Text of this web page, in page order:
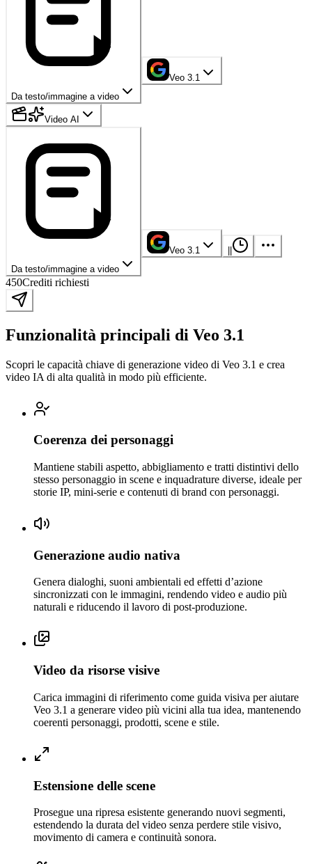
Da testo/immagine a video
Veo 3.1
Video AI
Da testo/immagine a video
Veo 3.1 ||
450Crediti richiesti
Funzionalità principali di Veo 3.1
Scopri le capacità chiave di generazione video di Veo 3.1 e crea
video IA di alta qualità in modo più efficiente.
Coerenza dei personaggi
Mantiene stabili aspetto, abbigliamento e tratti distintivi dello
stesso personaggio in scene e inquadrature diverse, ideale per
storie IP, mini-serie e contenuti di brand con personaggi.
Generazione audio nativa
Genera dialoghi, suoni ambientali ed effetti d’azione
sincronizzati con le immagini, rendendo video e audio più
naturali e riducendo il lavoro di post-produzione.
Video da risorse visive
Carica immagini di riferimento come guida visiva per aiutare
Veo 3.1 a generare video più vicini alla tua idea, mantenendo
coerenti personaggi, prodotti, scene e stile.
Estensione delle scene
Prosegue una ripresa esistente generando nuovi segmenti,
estendendo la durata del video senza perdere stile visivo,
movimento di camera e continuità sonora.